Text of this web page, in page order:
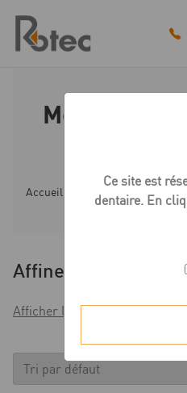
content
Medentika
Accueil Boutique
Affiner
Afficher les filtres
Ce site est
dentaire. En